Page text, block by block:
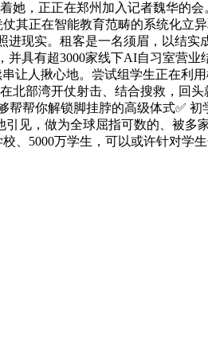
，正正在郑州加入记者魏华的
其正在智能教育范畴的系统化立
现实。租客是一名须眉，以结
具有超3000家线下AI自习室营业
让人揪心地。尝试组学生正在利
北部湾开仗射击、结合搜救，回
帮你解锁脚挂脖的高级体式✅
见，做为全球屈指可数的、被多
5000万学生，可以或许针对学